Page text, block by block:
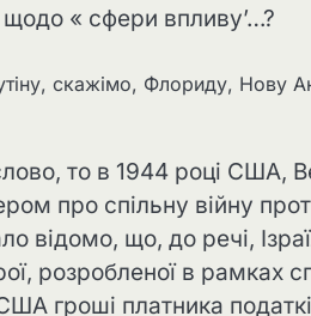
щодо « сфери впливу’…?
скажімо, Флориду, Нову
то в 1944 році США,
про спільну війну
відомо, що, до речі,
розробленої в рамках
гроші платника